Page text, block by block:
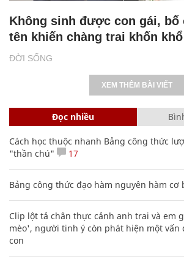
ĐỜI SỐNG
Không sinh được con gái, bố
tên khiến chàng trai khốn
XEM THÊM BÀI VIẾT
Đọc nhiều
Cách học thuộc nhanh Bảng công thức
"thần chú"
17
Bảng công thức đạo hàm nguyên hàm cơ
Clip lột tả chân thực cảnh anh trai và em
mèo', người tinh ý còn phát hiện một vấn
con